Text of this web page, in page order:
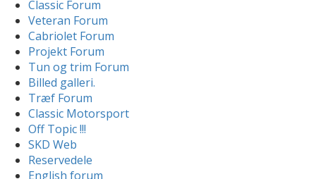
Classic Forum
Veteran Forum
Cabriolet Forum
Projekt Forum
Tun og trim Forum
Billed galleri.
Træf Forum
Classic Motorsport
Off Topic !!!
SKD Web
Reservedele
English forum